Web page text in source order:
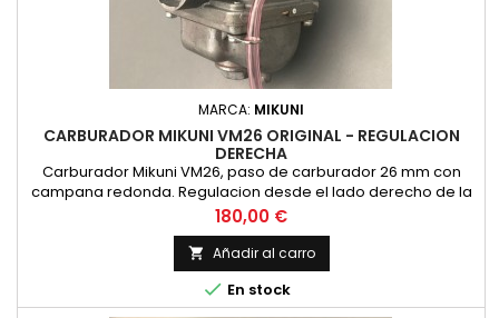
MARCA: MIKUNI
CARBURADOR MIKUNI VM26 ORIGINAL - REGULACION
DERECHA
Carburador Mikuni VM26, paso de carburador 26 mm con
campana redonda. Regulacion desde el lado derecho de la
moto. ORIGINAL MIKUNI, NO COPIA
Precio
180,00 €
 Añadir al carro
 En stock